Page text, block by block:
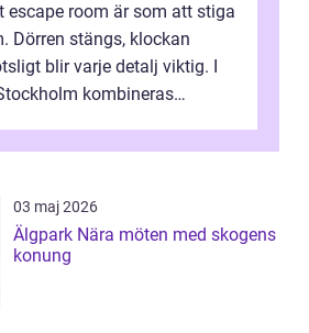
escape room är som att stiga
Dörren stängs, klockan
blir varje detalj viktig. I
kombineras
03 maj 2026
Älgpark Nära möten med skogens
konung